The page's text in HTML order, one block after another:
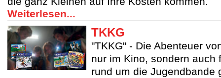
Weiterlesen...
TKKG
"TKKG" - Die Abenteuer
nur im Kino, sondern auch
rund um die Jugendbande